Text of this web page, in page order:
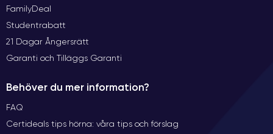
FamilyDeal
Studentrabatt
21 Dagar Ångersrätt
Garanti och Tilläggs Garanti
Behöver du mer information?
FAQ
Certideals tips hörna: våra tips och förslag